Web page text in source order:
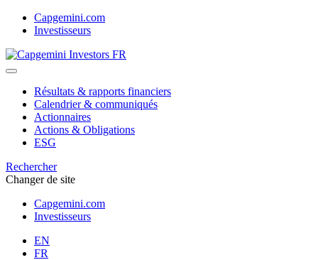
Skip
Capgemini.com
Investisseurs
Résultats & rapports financiers
Calendrier & communiqués
Actionnaires
Actions & Obligations
ESG
Rechercher
Changer de site
Capgemini.com
Investisseurs
EN
FR